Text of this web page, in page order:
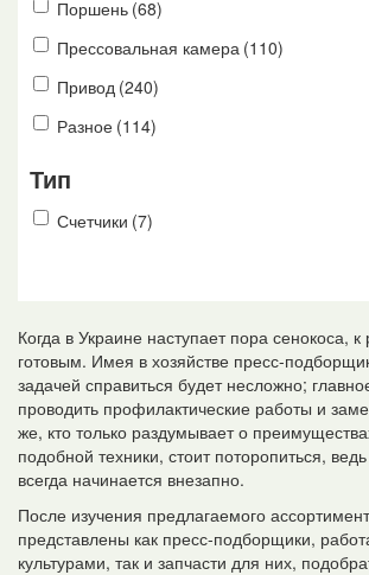
Поршень (68)
Прессовальная камера (110)
Привод (240)
Разное (114)
Тип
Счетчики (7)
Когда в Украине наступает пора сенокоса,
готовым. Имея в хозяйстве пресс-
задачей справиться будет несложно;
проводить профилактические работы и
же, кто только раздумывает о
подобной техники, стоит поторопиться,
всегда начинается внезапно.
После изучения предлагаемого
представлены как пресс-подборщики,
культурами, так и запчасти для них,